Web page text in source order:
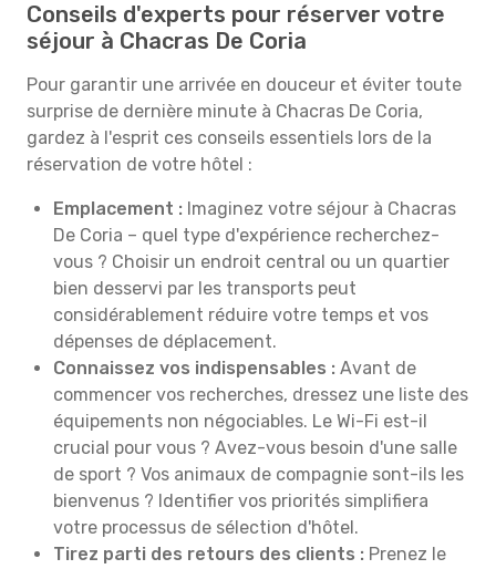
Conseils d'experts pour réserver votre
séjour à Chacras De Coria
Pour garantir une arrivée en douceur et éviter toute
surprise de dernière minute à Chacras De Coria,
gardez à l'esprit ces conseils essentiels lors de la
réservation de votre hôtel :
Emplacement : Imaginez votre séjour à Chacras
De Coria – quel type d'expérience recherchez-
vous ? Choisir un endroit central ou un quartier
bien desservi par les transports peut
considérablement réduire votre temps et vos
dépenses de déplacement.
Connaissez vos indispensables : Avant de
commencer vos recherches, dressez une liste des
équipements non négociables. Le Wi-Fi est-il
crucial pour vous ? Avez-vous besoin d'une salle
de sport ? Vos animaux de compagnie sont-ils les
bienvenus ? Identifier vos priorités simplifiera
votre processus de sélection d'hôtel.
Tirez parti des retours des clients : Prenez le